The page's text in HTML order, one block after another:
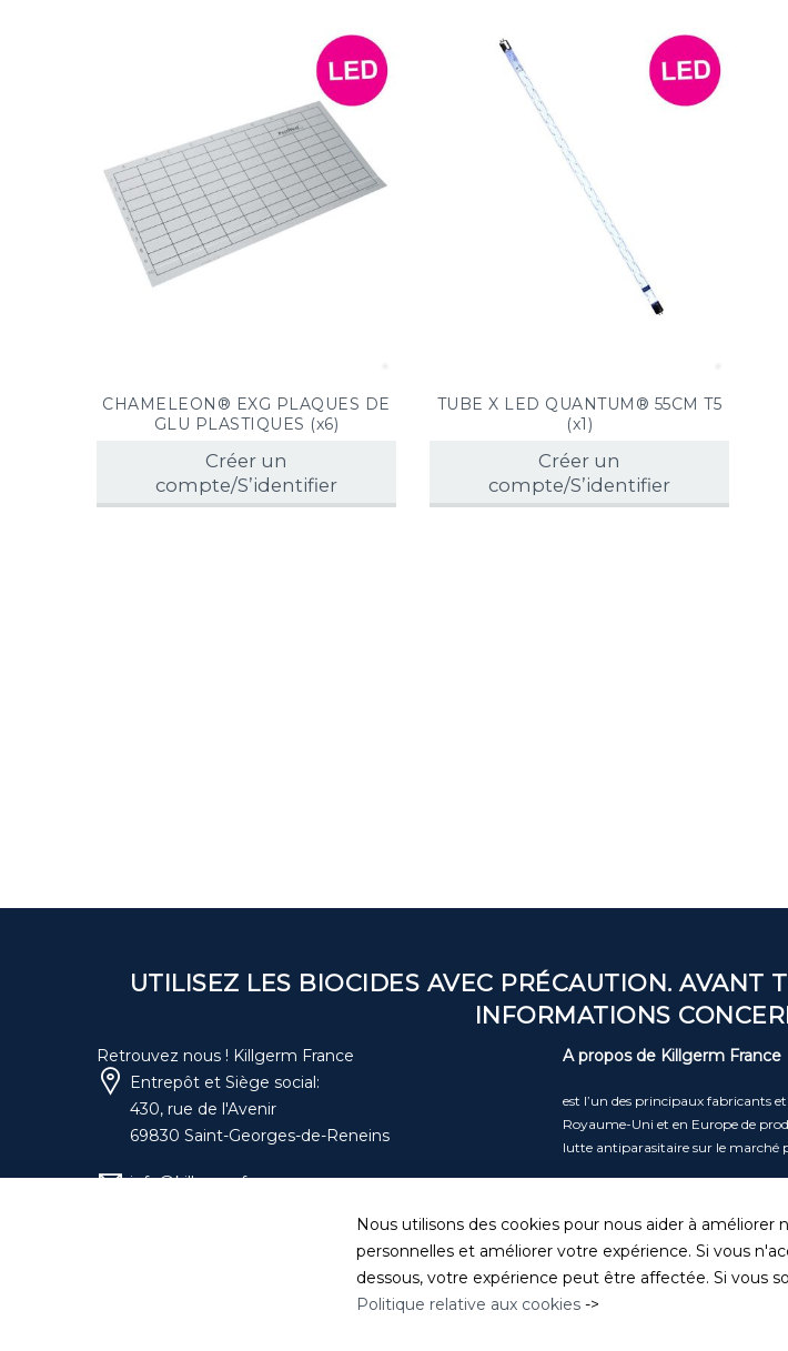
CHAMELEON® EXG PLAQUES DE
GLU PLASTIQUES (x6)
Créer un
compte/S’identifier
TUBE X LED QUANTUM® 55CM T5
(x1)
Créer un
compte/S’identifier
UTILISEZ LES BIOCIDES AVEC PRÉCAUTION. AVANT
INFORMATIONS
Retrouvez nous ! Killgerm France
Entrepôt et Siège social:
430, rue de l'Avenir
69830 Saint-Georges-de-Reneins
info@killgerm.fr
A propos de Killgerm France
est l’un des principaux fabricants
Royaume-Uni et en Europe de
lutte antiparasitaire sur le marché
Politique de confidentialité
Nous utilisons des cookies pour nous aider à améliorer
personnelles et améliorer votre expérience. Si vous
dessous, votre expérience peut être affectée. Si vous
Politique relative aux cookies ->